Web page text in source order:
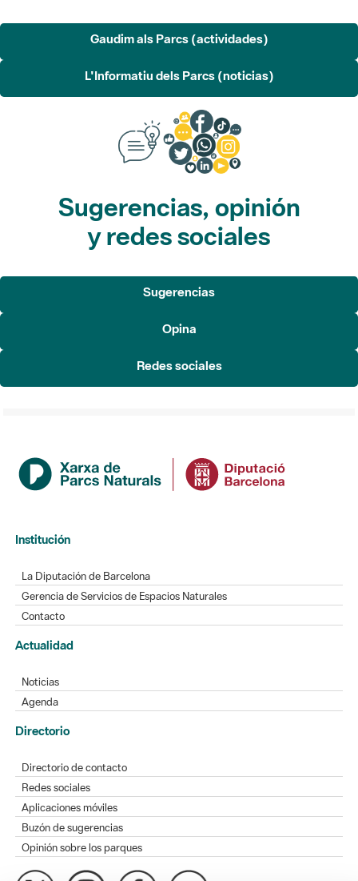
Gaudim als Parcs (actividades)
L'Informatiu dels Parcs (noticias)
Sugerencias, opinión
y redes sociales
Sugerencias
Opina
Redes sociales
Institución
La Diputación de Barcelona
Gerencia de Servicios de Espacios Naturales
Contacto
Actualidad
Noticias
Agenda
Directorio
Directorio de contacto
Redes sociales
Aplicaciones móviles
Buzón de sugerencias
Opinión sobre los parques